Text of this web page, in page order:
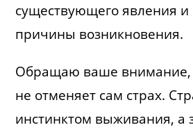
существующего явления и
причины возникновения.
Обращаю ваше внимание,
не отменяет сам страх.
инстинктом выживания, а